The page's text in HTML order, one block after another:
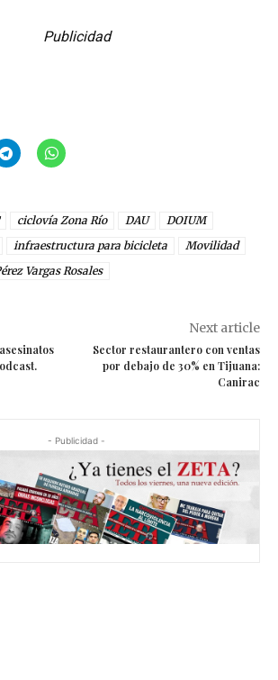
Publicidad
ciclovía Zona Río DAU
DOIUM
infraestructura para bicicleta
Movilidad
Vargas Rosales
Next article
Sector restaurantero con ventas
por debajo de 30% en Tijuana:
Canirac
- Publicidad -